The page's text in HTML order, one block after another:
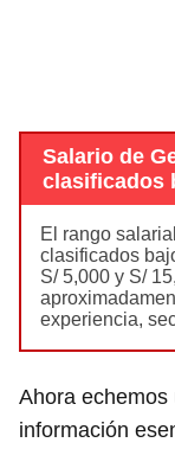
Salario de
clasificados
El rango
clasificados
S/ 5,000 y S/
experiencia,
Ahora echemos
información